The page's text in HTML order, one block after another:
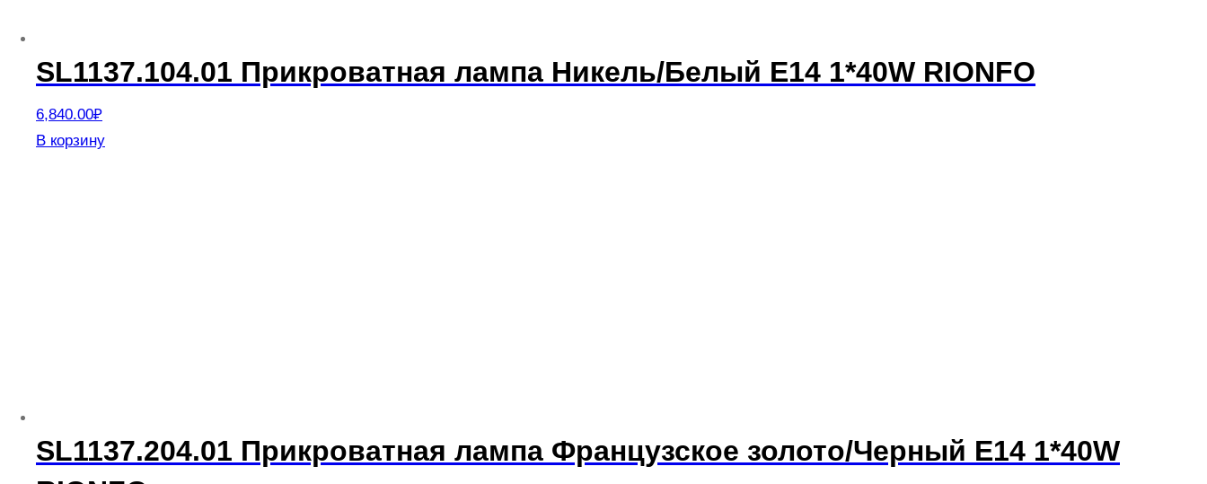
SL1137.104.01 Прикроватная лампа Никель/Белый E14 1*40W RIONFO
6,840.00₽
В корзину
SL1137.204.01 Прикроватная лампа Французское золото/Черный E14 1*40W